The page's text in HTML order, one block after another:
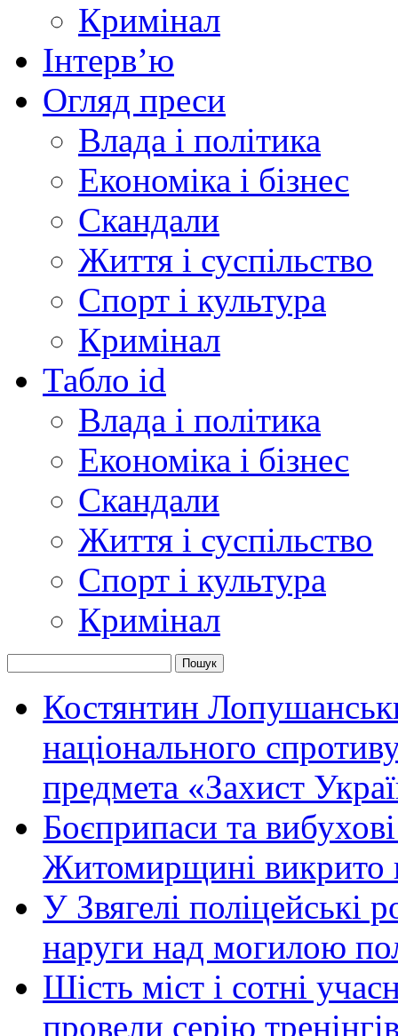
Кримінал
Інтерв’ю
Огляд преси
Влада і політика
Економіка і бізнес
Скандали
Життя і суспільство
Спорт і культура
Кримінал
Табло id
Влада і політика
Економіка і бізнес
Скандали
Життя і суспільство
Спорт і культура
Кримінал
Костянтин
національного
предмета «Захист
Боєприпаси та
Житомирщині викрито
У Звягелі поліцейські
наруги над могилою
Шість міст і сотні
провели серію